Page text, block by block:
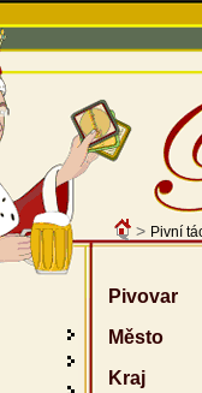
> Pivní
Pivovar
Město
Kraj